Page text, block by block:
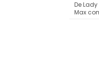
De
Max